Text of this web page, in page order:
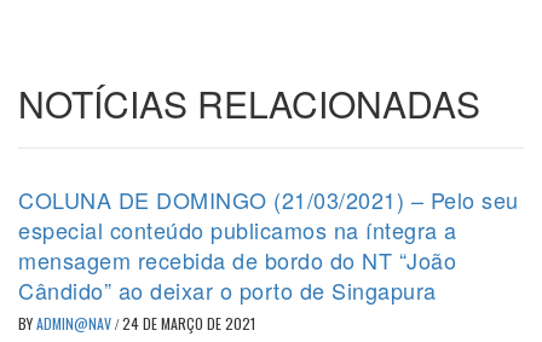
NOTÍCIAS RELACIONADAS
COLUNA DE DOMINGO (21/03/2021) – Pelo seu
especial conteúdo publicamos na íntegra a
mensagem recebida de bordo do NT “João
Cândido” ao deixar o porto de Singapura
BYADMIN@NAV/24 DE MARÇO DE 2021